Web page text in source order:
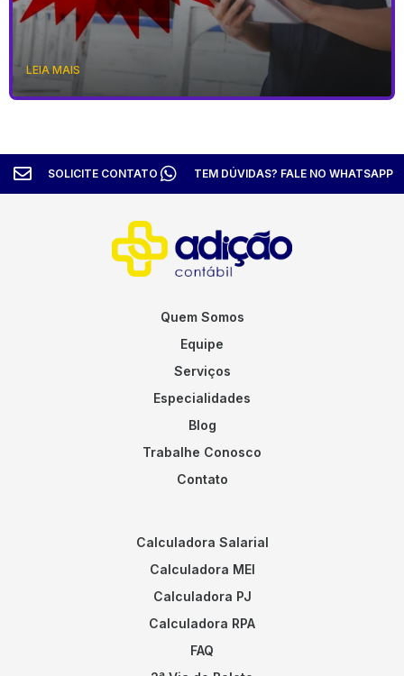
LEIA MAIS
SOLICITE CONTATO TEM DÚVIDAS? FALE NO WHATSAPP
Quem Somos
Equipe
Serviços
Especialidades
Blog
Trabalhe Conosco
Contato
Calculadora Salarial
Calculadora MEI
Calculadora PJ
Calculadora RPA
FAQ